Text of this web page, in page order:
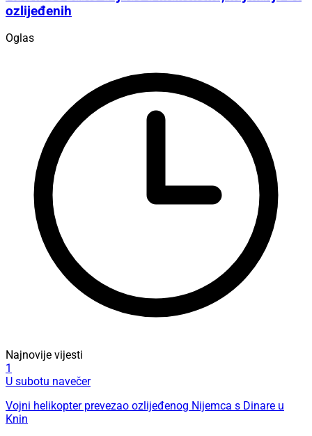
ozlijeđenih
Oglas
Najnovije vijesti
1
U subotu navečer
Vojni helikopter prevezao ozlijeđenog Nijemca s Dinare u
Knin